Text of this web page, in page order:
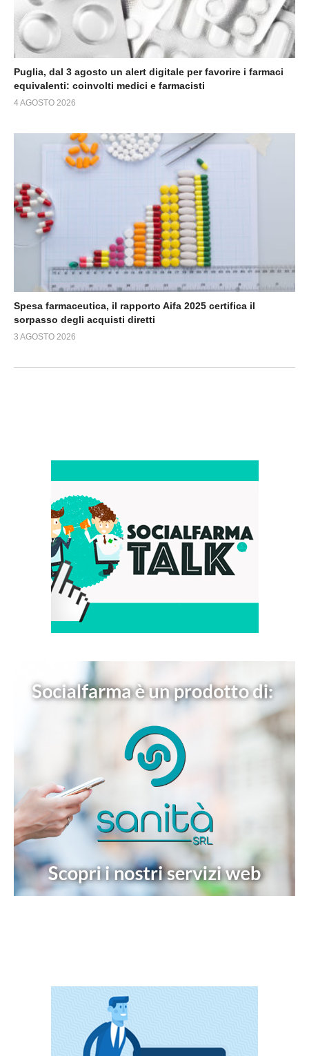
Puglia, dal 3 agosto un alert digitale per favorire i farmaci
equivalenti: coinvolti medici e farmacisti
4 AGOSTO 2026
Spesa farmaceutica, il rapporto Aifa 2025 certifica il
sorpasso degli acquisti diretti
3 AGOSTO 2026